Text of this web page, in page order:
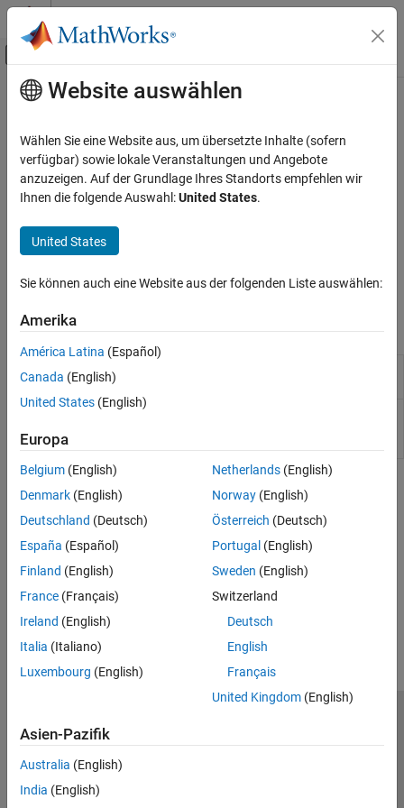
Weiter zum Inhalt
Umschaltung für Off-Canvas-
Startseite der Dokumentation
Simscape
„Foundation“-Blockbibliotheken
Mechanische positionsbasierte
Kategorie
Elements
Sources
Positionsbasierte Translationssysteme
Hauptinhalt
Sensors
Sensorblöcke für positionsbasierte Kraft und
Translationsbewegung
Diese Bibliothek enthält Sensoren für positionsbasierte Kraft und
anstelle von regulären Simulink
dazu, wie Sie diese Blöcke mit Simulink-Scopes oder anderen
Simscape-Diagrammen mit Simulink-Quellen und -Scopes.
Simscape-Blöcke
Force Sensor(PB)
Translational
(PB)
Themen
Modeling Mechanical Position-Based Translational Systems
Steps and guidelines for position-based mechanical translational
How useful was this information?
Website auswählen
Wählen Sie eine Website aus, um übersetzte Inhalte (sofern
verfügbar) sowie lokale Veranstaltungen und Angebote
anzuzeigen. Auf der Grundlage Ihres Standorts empfehlen wir
Ihnen die folgende Auswahl:United States.
United States
Sie können auch eine Website aus der folgenden Liste auswählen:
Amerika
América Latina (Español)
Canada (English)
United States (English)
Europa
Belgium (English)
Denmark (English)
Deutschland (Deutsch)
España (Español)
Finland (English)
France (Français)
Ireland (English)
Italia (Italiano)
Luxembourg (English)
Netherlands(English)
Norway(English)
Österreich (Deutsch)
Portugal (English)
Sweden (English)
Switzerland
Deutsch
English
Français
United Kingdom(English)
Asien-Pazifik
Australia (English)
India (English)
Datendiebstahl verhindern
Status von Anwendungen
Kontakt
© 1994-2026 The MathWorks, Inc.